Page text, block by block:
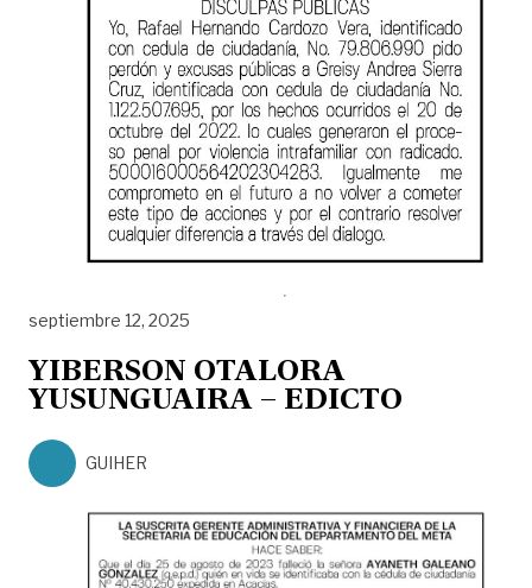
septiembre 12, 2025
YIBERSON OTALORA
YUSUNGUAIRA – EDICTO
GUIHER